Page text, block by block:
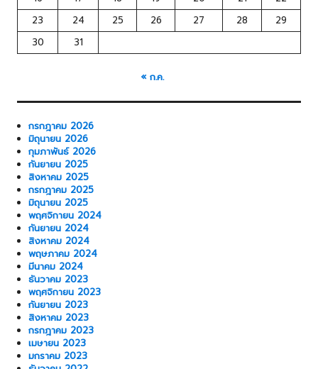
23
24 25 26 27 28
29
30
31
« ก.ค.
กรกฎาคม 2026
มิถุนายน 2026
กุมภาพันธ์ 2026
กันยายน 2025
สิงหาคม 2025
กรกฎาคม 2025
มิถุนายน 2025
พฤศจิกายน 2024
กันยายน 2024
สิงหาคม 2024
พฤษภาคม 2024
มีนาคม 2024
ธันวาคม 2023
พฤศจิกายน 2023
กันยายน 2023
สิงหาคม 2023
กรกฎาคม 2023
เมษายน 2023
มกราคม 2023